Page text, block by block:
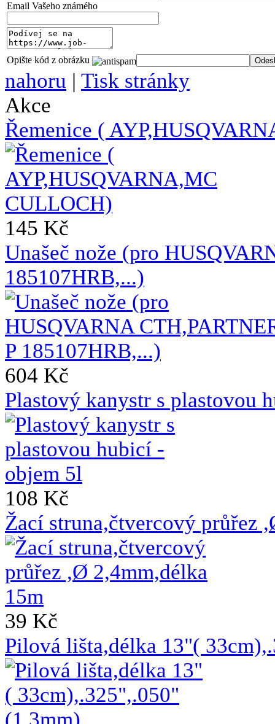
Email Vašeho známého
Opište kód z obrázku
nahoru | Tisk stránky
Akce
Řemenice (
145 Kč
Unašeč nože (pro
185107HRB,...)
604 Kč
Plastový kanystr s plastovou
108 Kč
Žací struna,čtvercový průřez
39 Kč
Pilová lišta,délka 13"(